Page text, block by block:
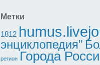
Метки
1812
энциклопедия"
регион Города